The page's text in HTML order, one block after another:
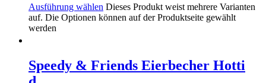
Ausführung wählen Dieses Produkt weist mehrere Varianten
auf. Die Optionen können auf der Produktseite gewählt
werden
Speedy & Friends Eierbecher Hotti